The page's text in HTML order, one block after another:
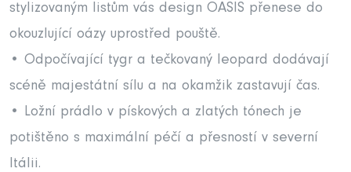
stylizovaným listům vás design OASIS přenese do
okouzlující oázy uprostřed pouště.
• Odpočívající tygr a tečkovaný leopard dodávají
scéně majestátní sílu a na okamžik zastavují čas.
• Ložní prádlo v pískových a zlatých tónech je
potištěno s maximální péčí a přesností v severní
Itálii.